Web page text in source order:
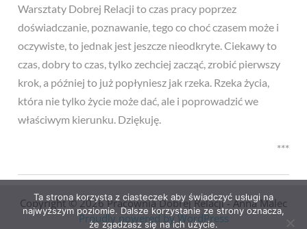
Warsztaty Dobrej Relacji to czas pracy poprzez
doświadczanie, poznawanie, tego co choć czasem może i
oczywiste, to jednak jest jeszcze nieodkryte. Ciekawy to
czas, dobry to czas, tylko zechciej zacząć, zrobić pierwszy
krok, a później to już popłyniesz jak rzeka. Rzeka życia,
która nie tylko życie może dać, ale i poprowadzić we
właściwym kierunku. Dziękuję.
***
Copyright © 2026 Pracownia Dobrej Relacji - Anna Malec
Proudly powered by WordPress
Ta strona korzysta z ciasteczek aby świadczyć usługi na
najwyższym poziomie. Dalsze korzystanie ze strony oznacza,
że zgadzasz się na ich użycie.